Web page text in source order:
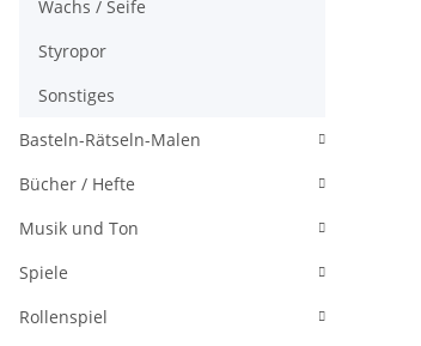
Wachs / Seife
Styropor
Sonstiges
Basteln-Rätseln-Malen
Bücher / Hefte
Musik und Ton
Spiele
Rollenspiel